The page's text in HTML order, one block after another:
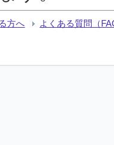
方へ よくある質問（